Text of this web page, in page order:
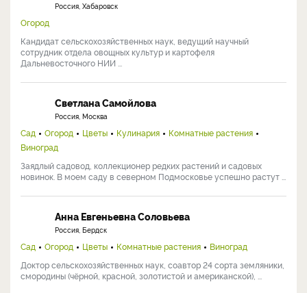
Россия, Хабаровск
Огород
Кандидат сельскохозяйственных наук, ведущий научный
сотрудник отдела овощных культур и картофеля
Дальневосточного НИИ ...
Светлана Самойлова
Россия, Москва
Сад Огород Цветы Кулинария
Комнатные растения
Виноград
Заядлый садовод, коллекционер редких растений и садовых
новинок. В моем саду в северном Подмосковье успешно растут ...
Анна Евгеньевна Соловьева
Россия, Бердск
Сад Огород Цветы Комнатные растения
Виноград
Доктор сельскохозяйственных наук, соавтор 24 сорта земляники,
смородины (чёрной, красной, золотистой и американской), ...